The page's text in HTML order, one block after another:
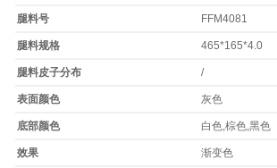
腿料号 FFM4081
腿料规格 465*165*4.0
腿料皮子分布 /
表面颜色 灰色
底部颜色 白色,棕色,黑色
效果 渐变色